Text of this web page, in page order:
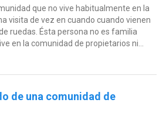
que no vive habitualmente en la
visita de vez en cuando cuando vienen
ruedas. Ésta persona no es familia
en la comunidad de propietarios ni...
de una comunidad de